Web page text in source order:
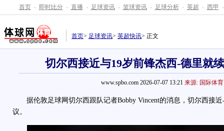
首页 - 即时比分 - 直播 - 足球资讯 - 篮球资讯 - 足球分析 - 英超 - 西甲 -
首页> 足球资讯> 英超快讯> 正文
切尔西接近与19岁前锋杰西-德里就
www.spbo.com 2026-07-07 13:21 来源: 国际体育
据伦敦足球网切尔西跟队记者Bobby Vincent的消息，切尔西接近
议。